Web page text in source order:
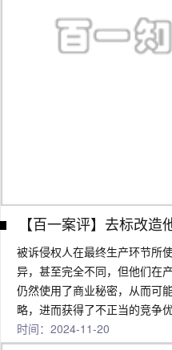
【百一案评】去标改
被诉侵权人在最终生产环节所
异，甚至完全不同，但他们在
仍然使用了商业秘密，从而可
略，进而获得了不正当的竞争优
时间：2024-11-20